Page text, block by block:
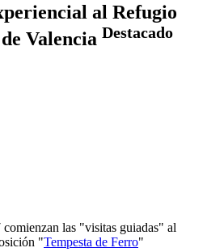
al Refugio
Valencia Destacado
las "visitas guiadas" al
"Tempesta de Ferro"